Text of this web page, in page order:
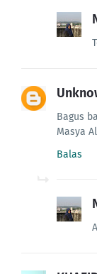
Bagus
Masya
Balas